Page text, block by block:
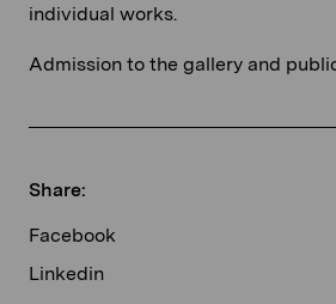
Share:
Facebook
Linkedin
individual works.
Admission to the gallery and